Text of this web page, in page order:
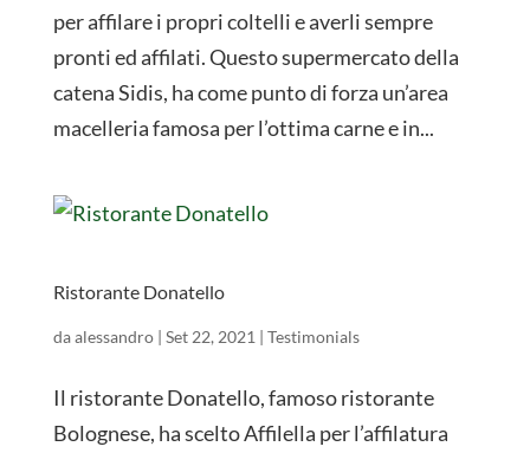
per affilare i propri coltelli e averli sempre
pronti ed affilati. Questo supermercato della
catena Sidis, ha come punto di forza un’area
macelleria famosa per l’ottima carne e in...
Ristorante Donatello
daalessandro| Set 22, 2021 | Testimonials
Il ristorante Donatello, famoso ristorante
Bolognese, ha scelto Affilella per l’affilatura